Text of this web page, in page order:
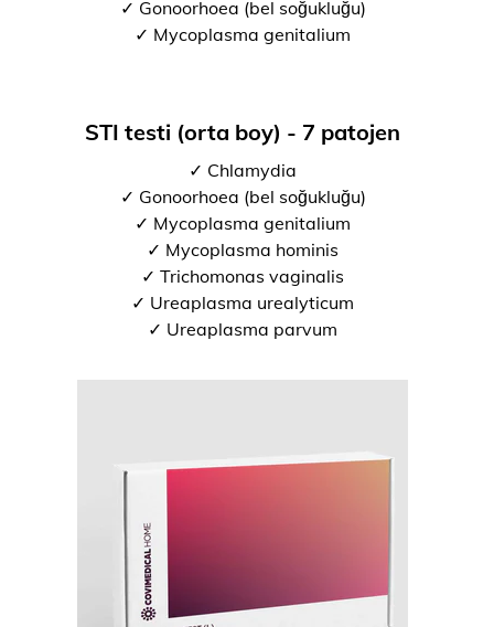
✓ Gonoorhoea (bel soğukluğu)
✓ Mycoplasma genitalium
STI testi (orta boy) - 7 patojen
✓ Chlamydia
✓ Gonoorhoea (bel soğukluğu)
✓ Mycoplasma genitalium
✓ Mycoplasma hominis
✓ Trichomonas vaginalis
✓ Ureaplasma urealyticum
✓ Ureaplasma parvum